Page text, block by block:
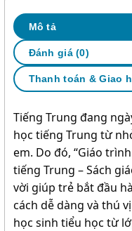
Tiếng
Trung
–
Giáo
Trình
số
lượng
Mô tả
Đánh giá (0)
Thanh toán & Giao
Tiếng Trung đang
học tiếng Trung từ
em. Do đó, “Giáo
tiếng Trung – Sách
vời giúp trẻ bắt đầu
cách dễ dàng và thú
học sinh tiểu học từ